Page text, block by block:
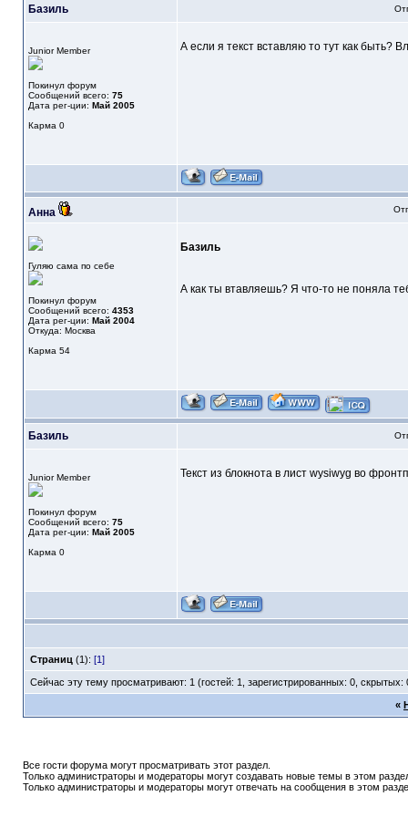
Базиль
Junior Member
Покинул форум
Сообщений всего: 75
Дата рег-ции: Май 2005
Карма 0
А если я текст вставляю то тут как быть?
Анна
Гуляю сама по себе
Покинул форум
Сообщений всего: 4353
Дата рег-ции: Май 2004
Откуда: Москва
Карма 54
Базиль
А как ты втавляешь? Я что-то не поняла
Базиль
Junior Member
Покинул форум
Сообщений всего: 75
Дата рег-ции: Май 2005
Карма 0
Текст из блокнота в лист wysiwyg во
Страниц (1): [1]
Сейчас эту тему просматривают: 1 (гостей: 1, зарегистрированных: 0, скрытых:
«
Все гости форума могут просматривать этот раздел.
Только администраторы и модераторы могут создавать новые темы в этом
Только администраторы и модераторы могут отвечать на сообщения в этом